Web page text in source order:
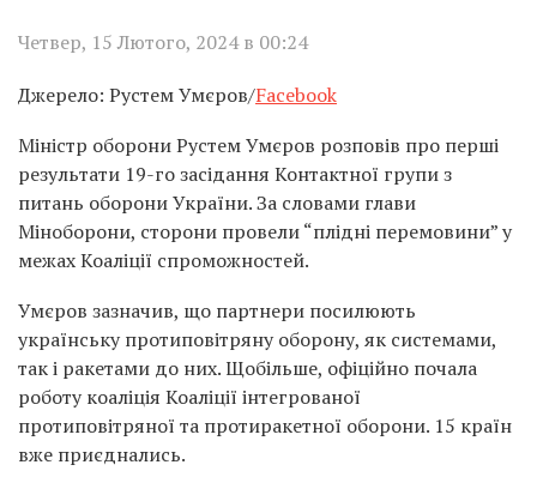
Четвер, 15 Лютого, 2024 в 00:24
Джерело: Рустем Умєров/Facebook
Міністр оборони Рустем Умєров розповів про перші
результати 19-го засідання Контактної групи з
питань оборони України. За словами глави
Міноборони, сторони провели “плідні перемовини” у
межах Коаліції спроможностей.
Умєров зазначив, що партнери посилюють
українську протиповітряну оборону, як системами,
так і ракетами до них. Щобільше, офіційно почала
роботу коаліція Коаліції інтегрованої
протиповітряної та протиракетної оборони. 15 країн
вже приєднались.